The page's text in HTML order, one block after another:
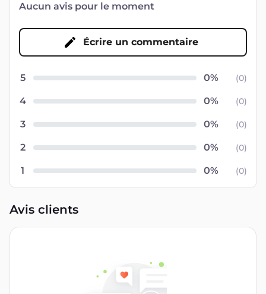
Aucun avis pour le moment
Écrire un commentaire
5 (0)
4 (0)
3 (0)
2 (0)
1 (0)
Avis clients